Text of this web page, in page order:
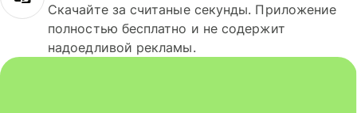
Скачайте за считаные секунды. Приложение
полностью бесплатно и не содержит
надоедливой рекламы.